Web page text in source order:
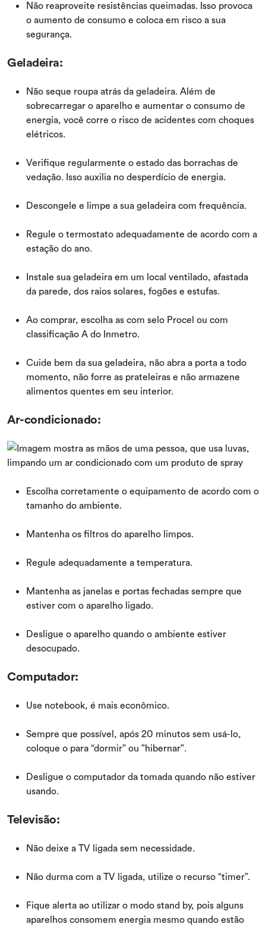
Não reaproveite resistências queimadas. Isso provoca
o aumento de consumo e coloca em risco a sua
segurança.
Geladeira:
Não seque roupa atrás da geladeira. Além de
sobrecarregar o aparelho e aumentar o consumo de
energia, você corre o risco de acidentes com choques
elétricos.
Verifique regularmente o estado das borrachas de
vedação. Isso auxilia no desperdício de energia.
Descongele e limpe a sua geladeira com frequência.
Regule o termostato adequadamente de acordo com a
estação do ano.
Instale sua geladeira em um local ventilado, afastada
da parede, dos raios solares, fogões e estufas.
Ao comprar, escolha as com selo Procel ou com
classificação A do Inmetro.
Cuide bem da sua geladeira, não abra a porta a todo
momento, não forre as prateleiras e não armazene
alimentos quentes em seu interior.
Ar-condicionado:
Escolha corretamente o equipamento de acordo com o
tamanho do ambiente.
Mantenha os filtros do aparelho limpos.
Regule adequadamente a temperatura.
Mantenha as janelas e portas fechadas sempre que
estiver com o aparelho ligado.
Desligue o aparelho quando o ambiente estiver
desocupado.
Computador:
Use notebook, é mais econômico.
Sempre que possível, após 20 minutos sem usá-lo,
coloque o para “dormir” ou "hibernar".
Desligue o computador da tomada quando não estiver
usando.
Televisão:
Não deixe a TV ligada sem necessidade.
Não durma com a TV ligada, utilize o recurso “timer”.
Fique alerta ao utilizar o modo stand by, pois alguns
aparelhos consomem energia mesmo quando estão